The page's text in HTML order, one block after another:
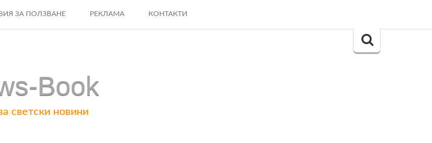
ЗА ПОЛЗВАНЕ РЕКЛАМА КОНТАКТИ
Search
Book
светски новини